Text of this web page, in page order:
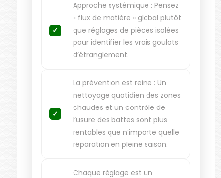
Approche systémique : Pensez
« flux de matière » global plutôt
que réglages de pièces isolées
pour identifier les vrais goulots
d’étranglement.
La prévention est reine : Un
nettoyage quotidien des zones
chaudes et un contrôle de
l’usure des battes sont plus
rentables que n’importe quelle
réparation en pleine saison.
Chaque réglage est un